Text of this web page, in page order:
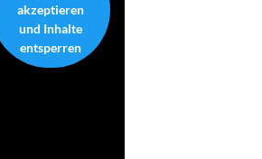
akzeptieren
und Inhalte
entsperren